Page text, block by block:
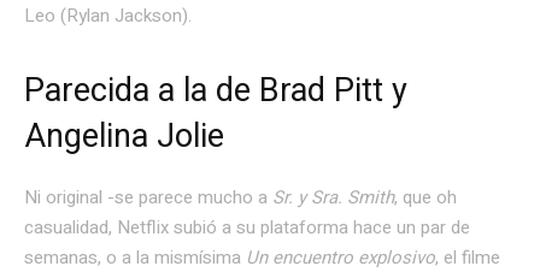
Leo (Rylan Jackson).
Parecida a la de Brad Pitt y
Angelina Jolie
Ni original -se parece mucho a Sr. y Sra. Smith, que oh
casualidad, Netflix subió a su plataforma hace un par de
semanas, o a la mismísima Un encuentro explosivo, el filme